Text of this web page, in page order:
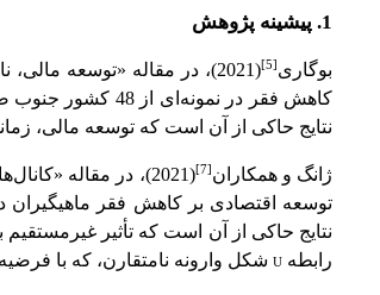
1. پیشینه پژوهش
بوگاری [5]
(2021)، در مقاله «توسعه
کاهش فقر در نمونه‌ای از 48 کشور جنوب صحرای آفریقا (
نتایج حاکی از آن است که توسعه مالی،
ژانگ و همکاران [7]
(2021)، در مقاله
توسعه اقتصادی بر کاهش فقر
نتایج حاکی از آن است که تأثیر
رابطه U شکل وارونه نامتقارن، که با